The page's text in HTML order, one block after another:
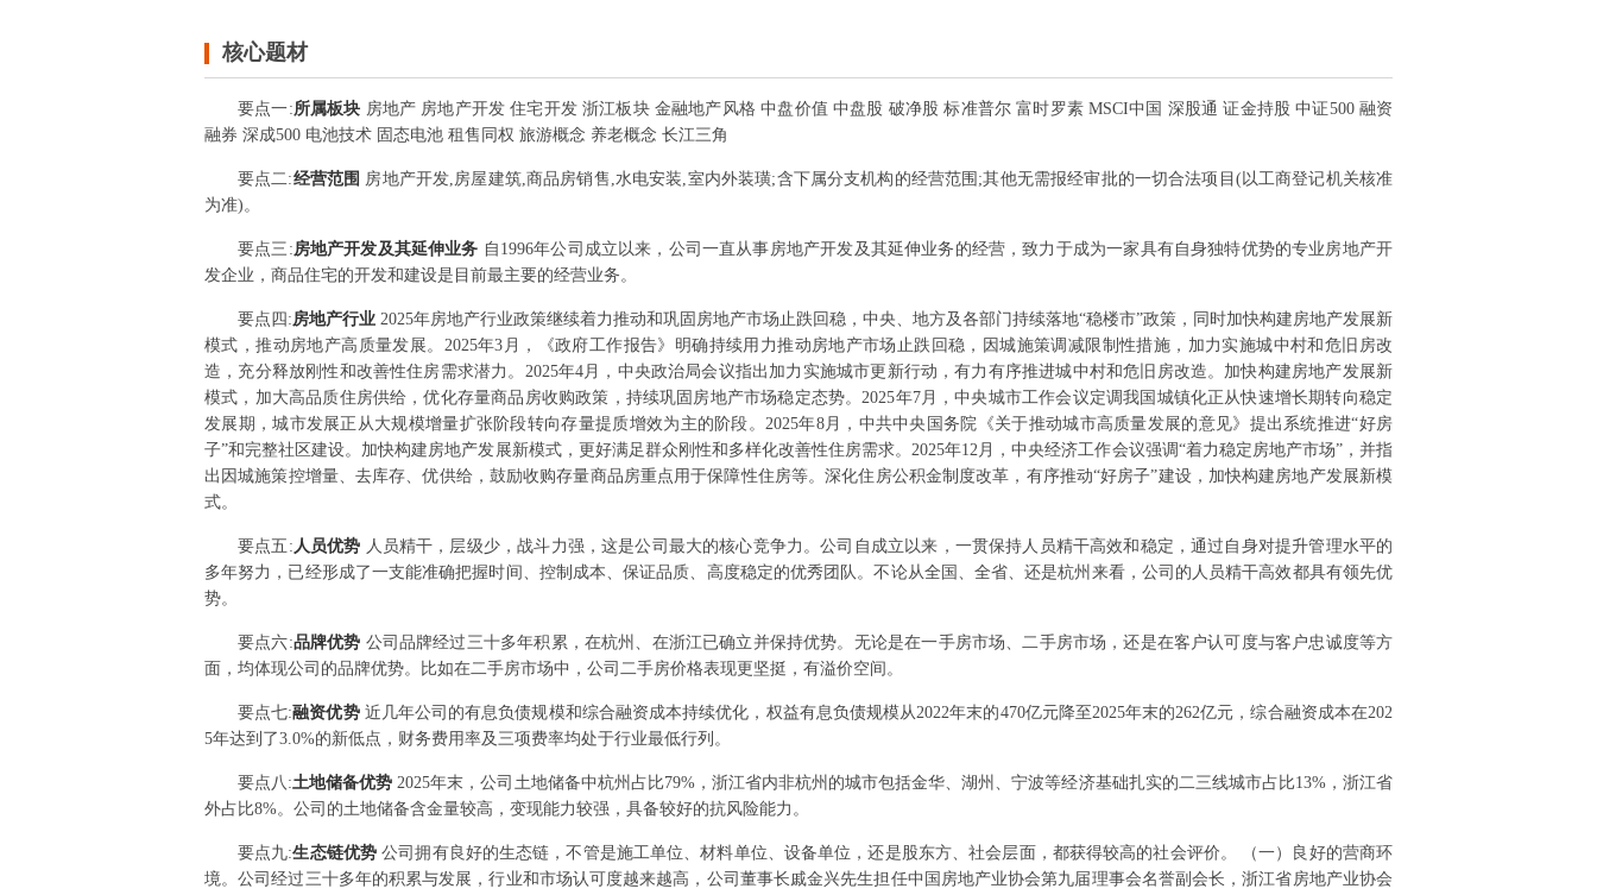
核心题材
要点一:所属板块 房地产 房地产开发 住宅开发 浙江板块 金融地产风格 中盘价值 中盘股 破净股 标准普尔 富时罗素 MSCI中国 深股通 证金持股 中证500 融资
融券 深成500 电池技术 固态电池 租售同权 旅游概念 养老概念 长江三角
要点二:经营范围 房地产开发,房屋建筑,商品房销售,水电安装,室内外装璜;含下属分支机构的经营范围;其他无需报经审批的一切合法项目(以工商登记机关核准
为准)。
要点三 :房地产开发及其延伸业务 自1996年公司成立以来，公司一直从事房地产开发及其延伸业务的经营，致力于成为一家具有自身独特优势的专业房地产开
发企业，商品住宅的开发和建设是目前最主要的经营业务。
要点 四 :房地产行业 2025年房地产行业政策继续着力推动和巩固房地产市场止跌回稳，中央、地方及各部门持续落地“稳楼市”政策，同时加快构建房地产发展新
模式，推动房地产高质量发展。2025年3月，《政府工作报告》明确持续用力推动房地产市场止跌回稳，因城施策调减限制性措施，加力实施城中村和危旧房改
造，充分释放刚性和改善性住房需求潜力。2025年4月，中央政治局会议指出加力实施城市更新行动，有力有序推进城中村和危旧房改造。加快构建房地产发展新
模式，加大高品质住房供给，优化存量商品房收购政策，持续巩固房地产市场稳定态势。2025年7月，中央城市工作会议定调我国城镇化正从快速增长期转向稳定
发展期，城市发展正从大规模增量扩张阶段转向存量提质增效为主的阶段。2025年8月，中共中央国务院《关于推动城市高质量发展的意见》提出系统推进“好房
子”和完整社区建设。加快构建房地产发展新模式，更好满足群众刚性和多样化改善性住房需求。2025年12月，中央经济工作会议强调“着力稳定房地产市场”，并指
出因城施策控增量、去库存、优供给，鼓励收购存量商品房重点用于保障性住房等。深化住房公积金制度改革，有序推动“好房子”建设，加快构建房地产发展新模
式。
要点五 : 人员优势 人员精干，层级少，战斗力强，这是公司最大的核心竞争力。公司自成立以来，一贯保持人员精干高效和稳定，通过自身对提升管理水平的
多年努力，已经形成了一支能准确把握时间、控制成本、保证品质、高度稳定的优秀团队。不论从全国、全省、还是杭州来看，公司的人员精干高效都具有领先优
势。
要点六:品牌优势 公司品牌经过三十多年积累，在杭州、在浙江已确立并保持优势。无论是在一手房市场、二手房市场，还是在客户认可度与客户忠诚度等方
面，均体现公司的品牌优势。比如在二手房市场中，公司二手房价格表现更坚挺，有溢价空间。
要点七:融资优势 近几年公司的有息负债规模和综合融资成本持续优化，权益有息负债规模从2022年末的470亿元降至2025年末的262亿元，综合融资成本在202
5年达到了3.0%的新低点，财务费用率及三项费率均处于行业最低行列。
要点 八 :土地储备优势2025年末，公司土地储备中杭州占比79%，浙江省内非杭州的城市包括金华、湖州、宁波等经济基础扎实的二三线城市占比13%，浙江省
外占比8%。公司的土地储备含金量较高，变现能力较强，具备较好的抗风险能力。
要点九:生态链优势公司拥有良好的生态链，不管是施工单位、材料单位、设备单位，还是股东方、社会层面，都获得较高的社会评价。 （一）良好的营商环
境。公司经过三十多年的积累与发展，行业和市场认可度越来越高，公司董事长戚金兴先生担任中国房地产业协会第九届理事会名誉副会长，浙江省房地产业协会